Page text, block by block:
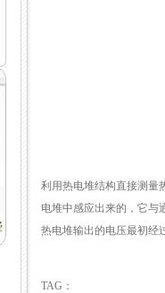
利用热电堆结构直接测量
电堆中感应出来的，它与
热电堆输出的电压最初经
TAG：